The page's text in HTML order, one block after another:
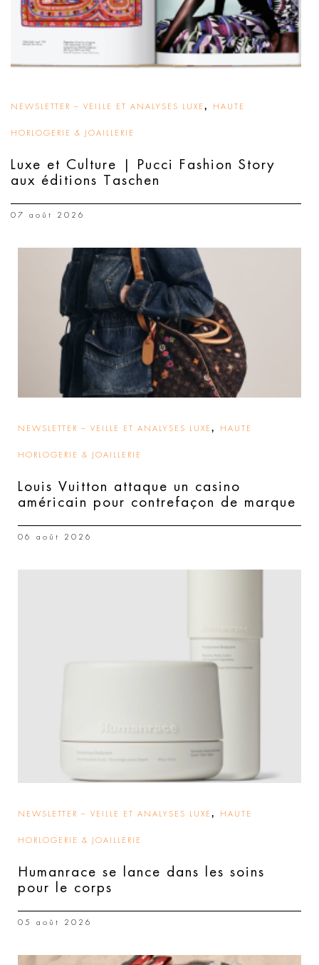
NEWSLETTER – VEILLE ET ANALYSES LUXE , HAUTE
HORLOGERIE & JOAILLERIE
Luxe et Culture | Pucci Fashion Story
aux éditions Taschen
07 août 2026
NEWSLETTER – VEILLE ET ANALYSES LUXE , HAUTE
HORLOGERIE & JOAILLERIE
Louis Vuitton attaque un casino
américain pour contrefaçon de marque
06 août 2026
NEWSLETTER – VEILLE ET ANALYSES LUXE , HAUTE
HORLOGERIE & JOAILLERIE
Humanrace se lance dans les soins
pour le corps
05 août 2026